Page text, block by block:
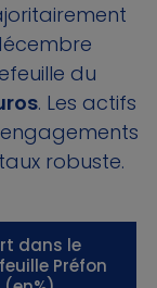
du
. Les actifs
robuste.
dans le
Préfon